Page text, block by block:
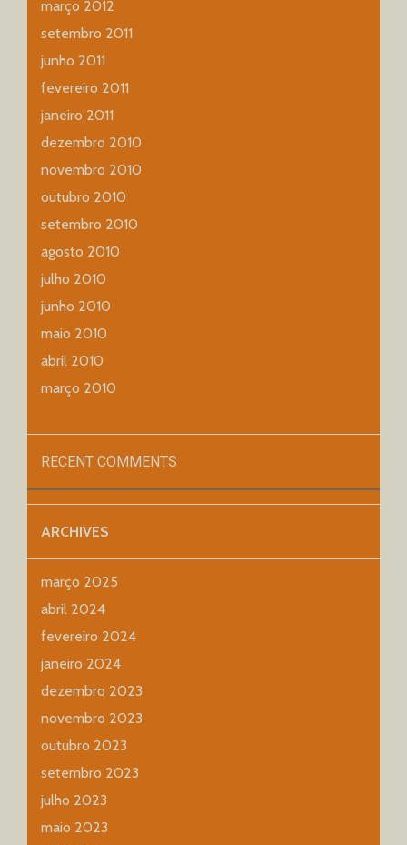
março 2012
setembro 2011
junho 2011
fevereiro 2011
janeiro 2011
dezembro 2010
novembro 2010
outubro 2010
setembro 2010
agosto 2010
julho 2010
junho 2010
maio 2010
abril 2010
março 2010
RECENT COMMENTS
ARCHIVES
março 2025
abril 2024
fevereiro 2024
janeiro 2024
dezembro 2023
novembro 2023
outubro 2023
setembro 2023
julho 2023
maio 2023